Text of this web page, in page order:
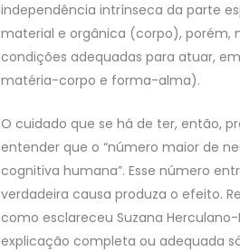
independência intrínseca da parte
material e orgânica (corpo), porém,
condições adequadas para atuar,
matéria-corpo e forma-alma).
O cuidado que se há de ter, então,
entender que o “número maior de
cognitiva humana”. Esse número
verdadeira causa produza o efeito.
como esclareceu Suzana
explicação completa ou adequada